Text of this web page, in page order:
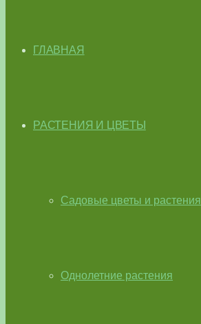
ГЛАВНАЯ
РАСТЕНИЯ И ЦВЕТЫ
Садовые цветы и растения
Однолетние растения